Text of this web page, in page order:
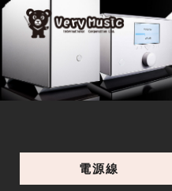
電源線